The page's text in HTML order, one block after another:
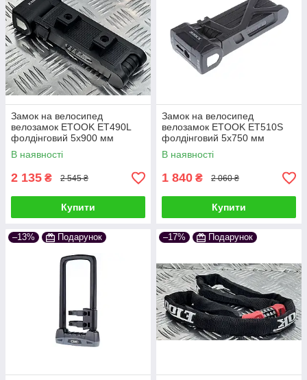
Замок на велосипед
велозамок ETOOK ET490L
фолдінговий 5х900 мм
чорний
В наявності
2 135 ₴ 2 545 ₴
Купити
Замок на велосипед
велозамок ETOOK ET510S
фолдінговий 5х750 мм
чорний
В наявності
1 840 ₴ 2 060 ₴
Купити
–13% Подарунок –17% Подарунок